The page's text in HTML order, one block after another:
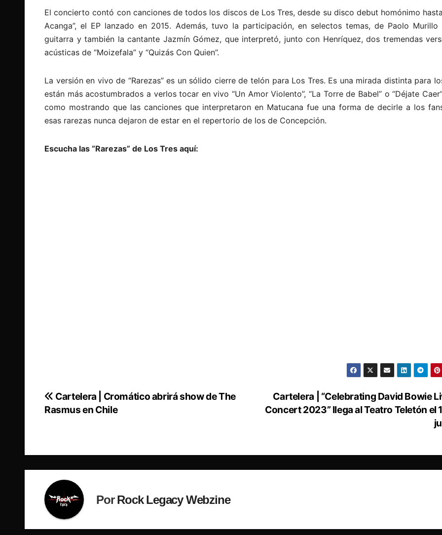
El concierto contó con canciones de todos los discos de Los Tres, desde su disco debut homónimo
Acanga”, el EP lanzado en 2015. Además, tuvo la participación, en selectos temas, de Paolo Murillo
guitarra y también la cantante Jazmín Gómez, que interpretó, junto con Henríquez, dos tremendas
acústicas de “Moizefala” y “Quizás Con Quien”.
La versión en vivo de “Rarezas” es un sólido cierre de telón para Los Tres. Es una mirada distinta para
están más acostumbrados a verlos tocar en vivo “Un Amor Violento”, “La Torre de Babel” o “Déjate
como mostrando que las canciones que interpretaron en Matucana fue una forma de decirle a los
esas rarezas nunca dejaron de estar en el repertorio de los de Concepción.
Escucha las “Rarezas” de Los Tres aquí:
Navegación
Cartelera | “Celebrating David Bowie
Concert 2023” llega al Teatro Teletón el
Cartelera | Cromático abrirá show de The
Rasmus en Chile
PorRock Legacy Webzine